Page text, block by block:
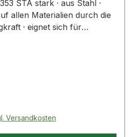
STA stark · aus Stahl ·
allen Materialien durch die
· eignet sich für
Versandkosten